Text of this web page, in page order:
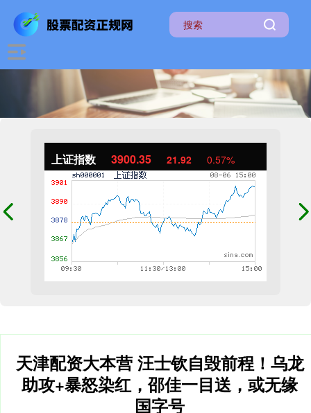
上证指数 3900.35 21.92 0.57%
天津配资大本营 汪士钦自毁前程！乌龙
助攻+暴怒染红，邵佳一目送，或无缘
国字号